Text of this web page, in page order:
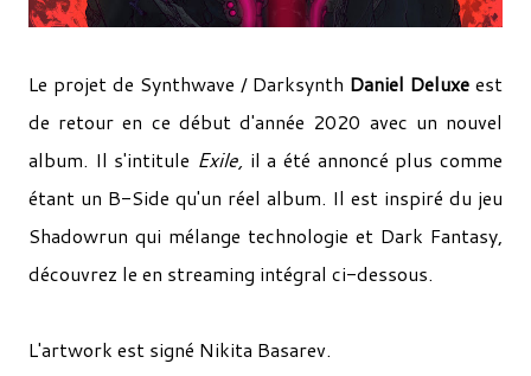
Le projet de Synthwave / Darksynth Daniel Deluxe est
de retour en ce début d'année 2020 avec un nouvel
album. Il s'intitule Exile, il a été annoncé plus comme
étant un B-Side qu'un réel album. Il est inspiré du jeu
Shadowrun qui mélange technologie et Dark Fantasy,
découvrez le en streaming intégral ci-dessous.
L'artwork est signé Nikita Basarev.